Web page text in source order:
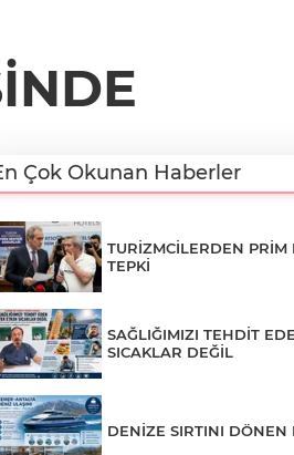
Çok Okunan Haberler
TURİZMCİLERDEN PRİM
TEPKİ
SAĞLIĞIMIZI TEHDİT
SICAKLAR DEĞİL
DENİZE SIRTINI DÖNEN